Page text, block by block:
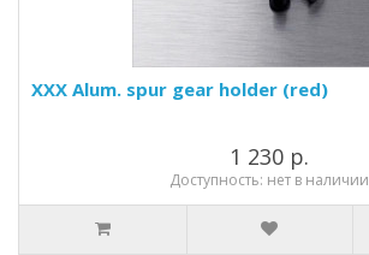
XXX Alum. spur gear holder (red)
1 230 р.
Доступность: нет в наличии